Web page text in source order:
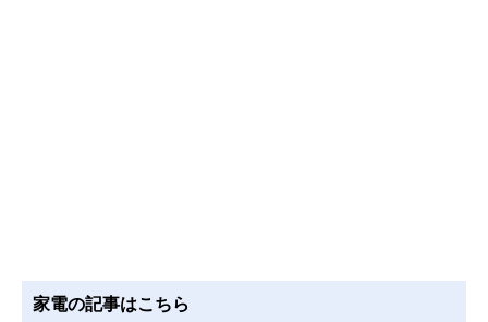
家電の記事はこちら